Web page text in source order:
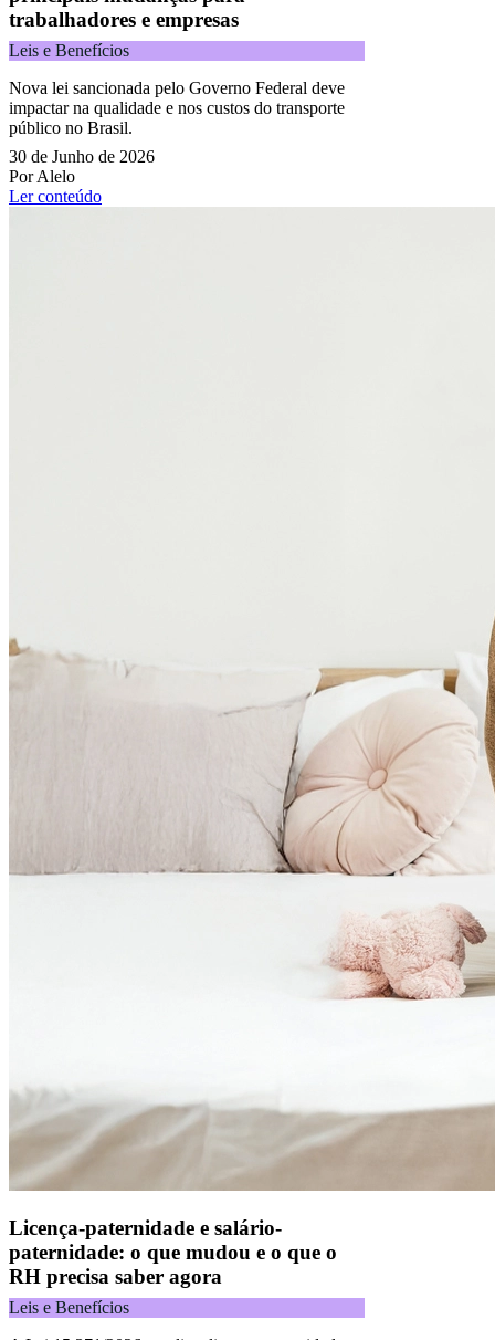
trabalhadores e empresas
Leis e Benefícios
Nova lei sancionada pelo Governo Federal deve
impactar na qualidade e nos custos do transporte
público no Brasil.
30 de Junho de 2026
Por Alelo
Ler conteúdo
Licença-paternidade e salário-
paternidade: o que mudou e o que o
RH precisa saber agora
Leis e Benefícios